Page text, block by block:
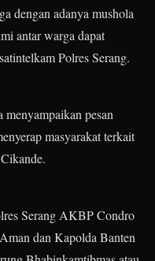
dengan adanya mushola
antar warga dapat
Polres Serang.
pesan
masyarakat terkait
Serang AKBP Condro
dan Kapolda Banten